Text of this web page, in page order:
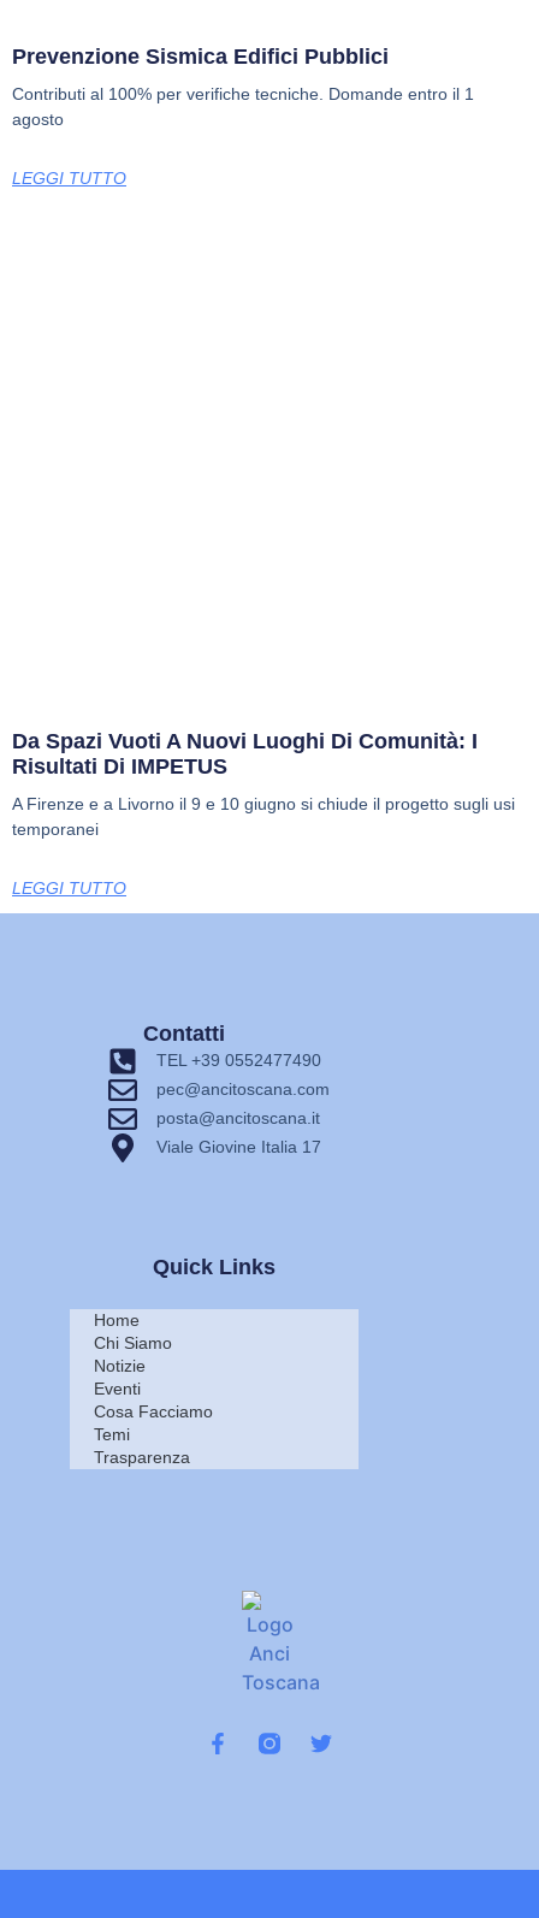
Prevenzione Sismica Edifici Pubblici
Contributi al 100% per verifiche tecniche. Domande entro il 1
agosto
LEGGI TUTTO
Da Spazi Vuoti A Nuovi Luoghi Di Comunità: I
Risultati Di IMPETUS
A Firenze e a Livorno il 9 e 10 giugno si chiude il progetto sugli usi
temporanei
LEGGI TUTTO
Quick Links
Home
Chi Siamo
Notizie
Eventi
Cosa Facciamo
Temi
Trasparenza
Contatti
TEL +39 0552477490
pec@ancitoscana.com
posta@ancitoscana.it
Viale Giovine Italia 17